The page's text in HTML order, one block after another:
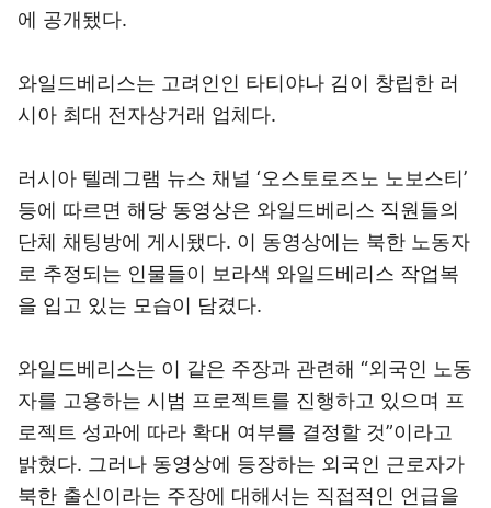
에 공개됐다.
와일드베리스는 고려인인 타티야나 김이 창립한 러
시아 최대 전자상거래 업체다.
러시아 텔레그램 뉴스 채널 ‘오스토로즈노 노보스티’
등에 따르면 해당 동영상은 와일드베리스 직원들의
단체 채팅방에 게시됐다. 이 동영상에는 북한 노동자
로 추정되는 인물들이 보라색 와일드베리스 작업복
을 입고 있는 모습이 담겼다.
와일드베리스는 이 같은 주장과 관련해 “외국인 노동
자를 고용하는 시범 프로젝트를 진행하고 있으며 프
로젝트 성과에 따라 확대 여부를 결정할 것”이라고
밝혔다. 그러나 동영상에 등장하는 외국인 근로자가
북한 출신이라는 주장에 대해서는 직접적인 언급을